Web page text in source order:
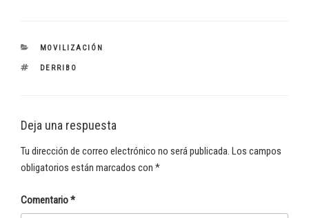
CATEGORÍAS
MOVILIZACIÓN
ETIQUETAS
DERRIBO
Deja una respuesta
Tu dirección de correo electrónico no será publicada. Los campos
obligatorios están marcados con *
Comentario*